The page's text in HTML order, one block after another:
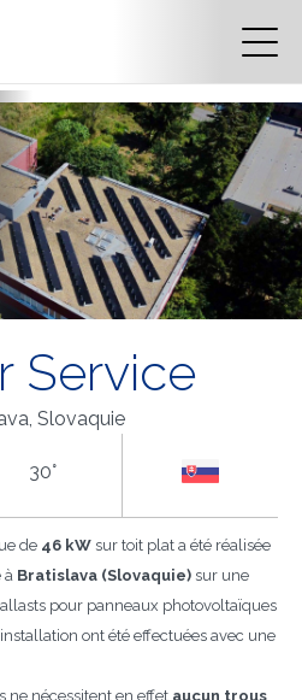
Service
Slovaquie
30°
de 46 kW sur toit plat a été réalisée
à Bratislava (Slovaquie) sur une
pour panneaux photovoltaïques
ont été effectuées avec une
ne nécessitent en effet aucun trous